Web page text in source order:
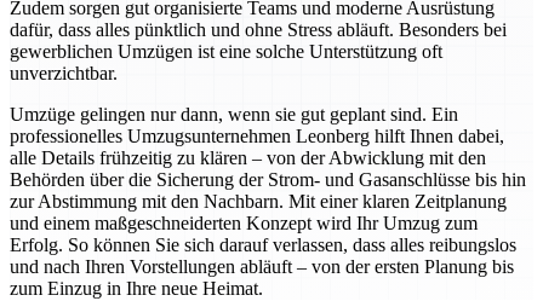
Zudem sorgen gut organisierte Teams und moderne Ausrüstung
dafür, dass alles pünktlich und ohne Stress abläuft. Besonders bei
gewerblichen Umzügen ist eine solche Unterstützung oft
unverzichtbar.
Umzüge gelingen nur dann, wenn sie gut geplant sind. Ein
professionelles Umzugsunternehmen Leonberg hilft Ihnen dabei,
alle Details frühzeitig zu klären – von der Abwicklung mit den
Behörden über die Sicherung der Strom- und Gasanschlüsse bis hin
zur Abstimmung mit den Nachbarn. Mit einer klaren Zeitplanung
und einem maßgeschneiderten Konzept wird Ihr Umzug zum
Erfolg. So können Sie sich darauf verlassen, dass alles reibungslos
und nach Ihren Vorstellungen abläuft – von der ersten Planung bis
zum Einzug in Ihre neue Heimat.